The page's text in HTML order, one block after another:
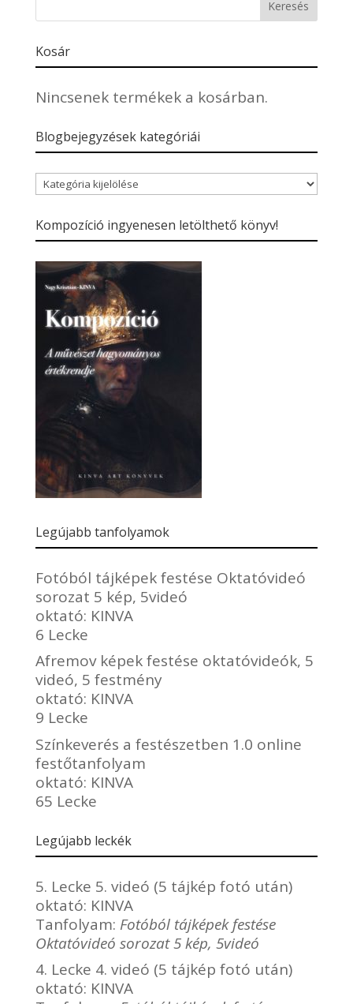
Kosár
Nincsenek termékek a kosárban.
Blogbejegyzések kategóriái
Blogbejegyzések
kategóriái
Kompozíció ingyenesen letölthető könyv!
Legújabb tanfolyamok
Fotóból tájképek festése Oktatóvideó
sorozat 5 kép, 5videó
oktató: KINVA
6 Lecke
Afremov képek festése oktatóvideók, 5
videó, 5 festmény
oktató: KINVA
9 Lecke
Színkeverés a festészetben 1.0 online
festőtanfolyam
oktató: KINVA
65 Lecke
Legújabb leckék
5. Lecke 5. videó (5 tájkép fotó után)
oktató: KINVA
Tanfolyam: Fotóból tájképek festése
Oktatóvideó sorozat 5 kép, 5videó
4. Lecke 4. videó (5 tájkép fotó után)
oktató: KINVA